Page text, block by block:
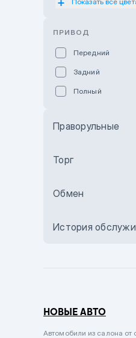
Оранжевый
Бежевый
Сиреневый
ПРИВОД
Передний
Задний
Полный
Праворульные
Торг
Обмен
История
НОВЫЕ АВТО
Автомобили из салона от